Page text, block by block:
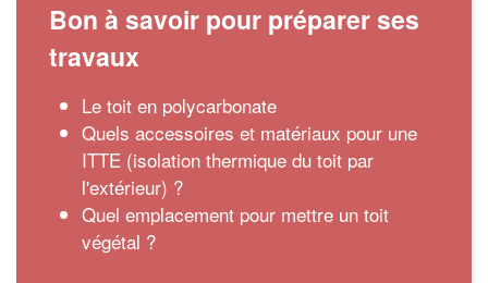
Bon à savoir pour préparer ses
travaux
Le toit en polycarbonate
Quels accessoires et matériaux pour une
ITTE (isolation thermique du toit par
l'extérieur) ?
Quel emplacement pour mettre un toit
végétal ?